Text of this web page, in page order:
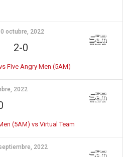
octubre, 2022
2-0
Five Angry Men (5AM)
2022
(5AM) vs Virtual Team
2022